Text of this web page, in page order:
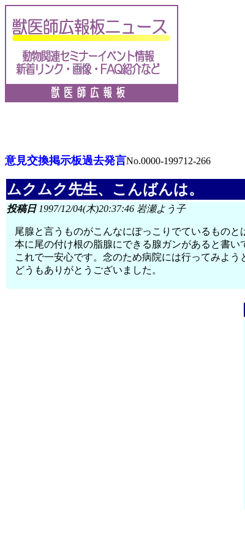
意見交換掲示板過去発言No.0000-199712-266
ムクムク先生、こんばんは。
投稿日1997/12/04(木)20:37:46 岩瀬よう子
尾腺と言うものがこんなにぽっこりでているものと
本に尾の付け根の脂腺にできる腺ガンがあると書い
これで一安心です。念のため病院には行ってみよう
どうもありがとうございました。